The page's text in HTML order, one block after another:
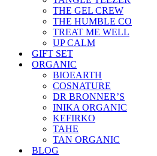
THE GEL CREW
THE HUMBLE CO
TREAT ME WELL
UP CALM
GIFT SET
ORGANIC
BIOEARTH
COSNATURE
DR BRONNER’S
INIKA ORGANIC
KEFIRKO
TAHE
TAN ORGANIC
BLOG